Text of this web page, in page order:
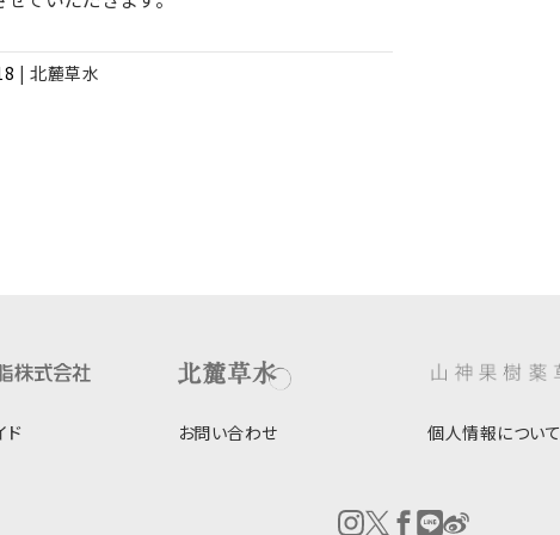
|北麓草水
ド お問い合わせ 個人情報について